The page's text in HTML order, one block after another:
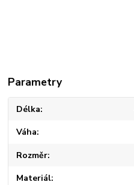
Parametry
Délka
Váha
Rozměr
Materiál